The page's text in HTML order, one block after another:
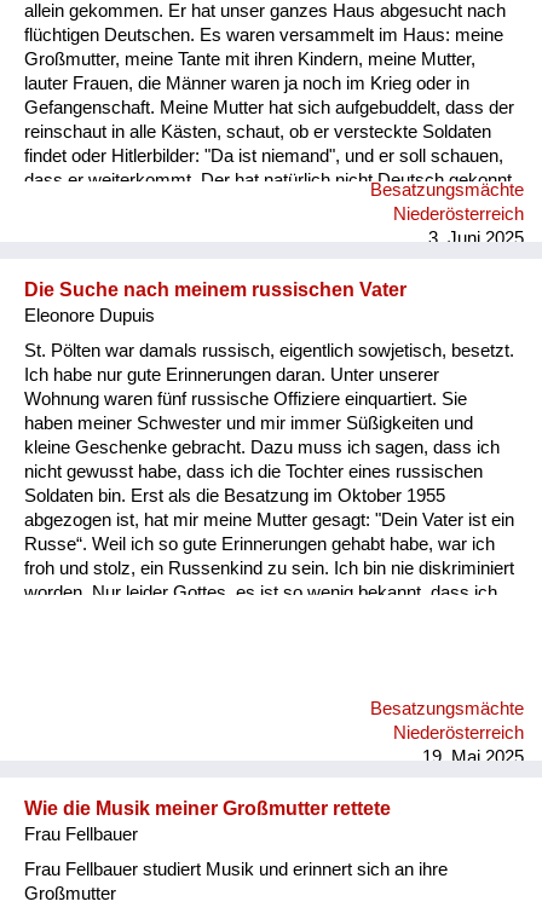
allein gekommen. Er hat unser ganzes Haus abgesucht nach
flüchtigen Deutschen. Es waren versammelt im Haus: meine
Großmutter, meine Tante mit ihren Kindern, meine Mutter,
lauter Frauen, die Männer waren ja noch im Krieg oder in
Gefangenschaft. Meine Mutter hat sich aufgebuddelt, dass der
reinschaut in alle Kästen, schaut, ob er versteckte Soldaten
findet oder Hitlerbilder: "Da ist niemand", und er soll schauen,
dass er weiterkommt. Der hat natürlich nicht Deutsch gekonnt,
aber an der Gestik und am Wortschwall – auf einmal ist es ihm
zu blöd geworden und er hat seine Pistole gezogen gegen
annahmen, er erschießt jetzt meine Mutter. Weiß nicht, ob e...
Besatzungsmächte
Niederösterreich
3. Juni 2025
Die Suche nach meinem russischen Vater
Eleonore Dupuis
St. Pölten war damals russisch, eigentlich sowjetisch, besetzt.
Ich habe nur gute Erinnerungen daran. Unter unserer
Wohnung waren fünf russische Offiziere einquartiert. Sie
haben meiner Schwester und mir immer Süßigkeiten und
kleine Geschenke gebracht. Dazu muss ich sagen, dass ich
nicht gewusst habe, dass ich die Tochter eines russischen
Soldaten bin. Erst als die Besatzung im Oktober 1955
abgezogen ist, hat mir meine Mutter gesagt: "Dein Vater ist ein
Russe“. Weil ich so gute Erinnerungen gehabt habe, war ich
froh und stolz, ein Russenkind zu sein. Ich bin nie diskriminiert
worden. Nur leider Gottes, es ist so wenig bekannt, dass ich
Besatzungsmächte
Niederösterreich
19. Mai 2025
Wie die Musik meiner Großmutter rettete
Frau Fellbauer
Frau Fellbauer studiert Musik und erinnert sich an ihre
Großmutter